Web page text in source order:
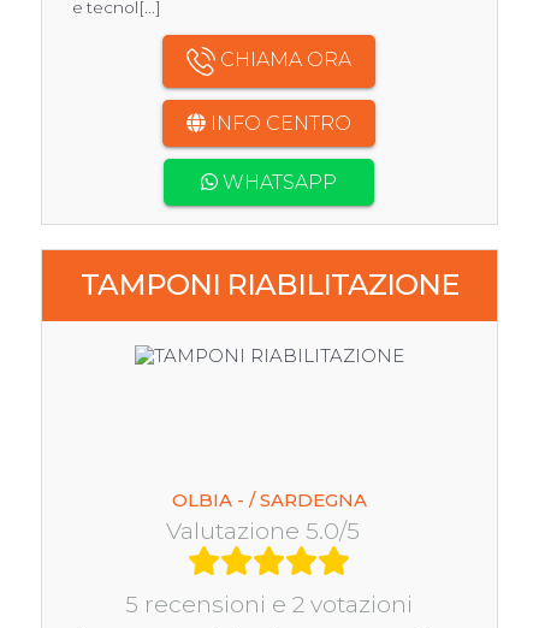
e tecnol[...]
CHIAMA ORA
INFO CENTRO
WHATSAPP
TAMPONI RIABILITAZIONE
OLBIA - / SARDEGNA
Valutazione 5.0/5
5 recensioni e 2 votazioni